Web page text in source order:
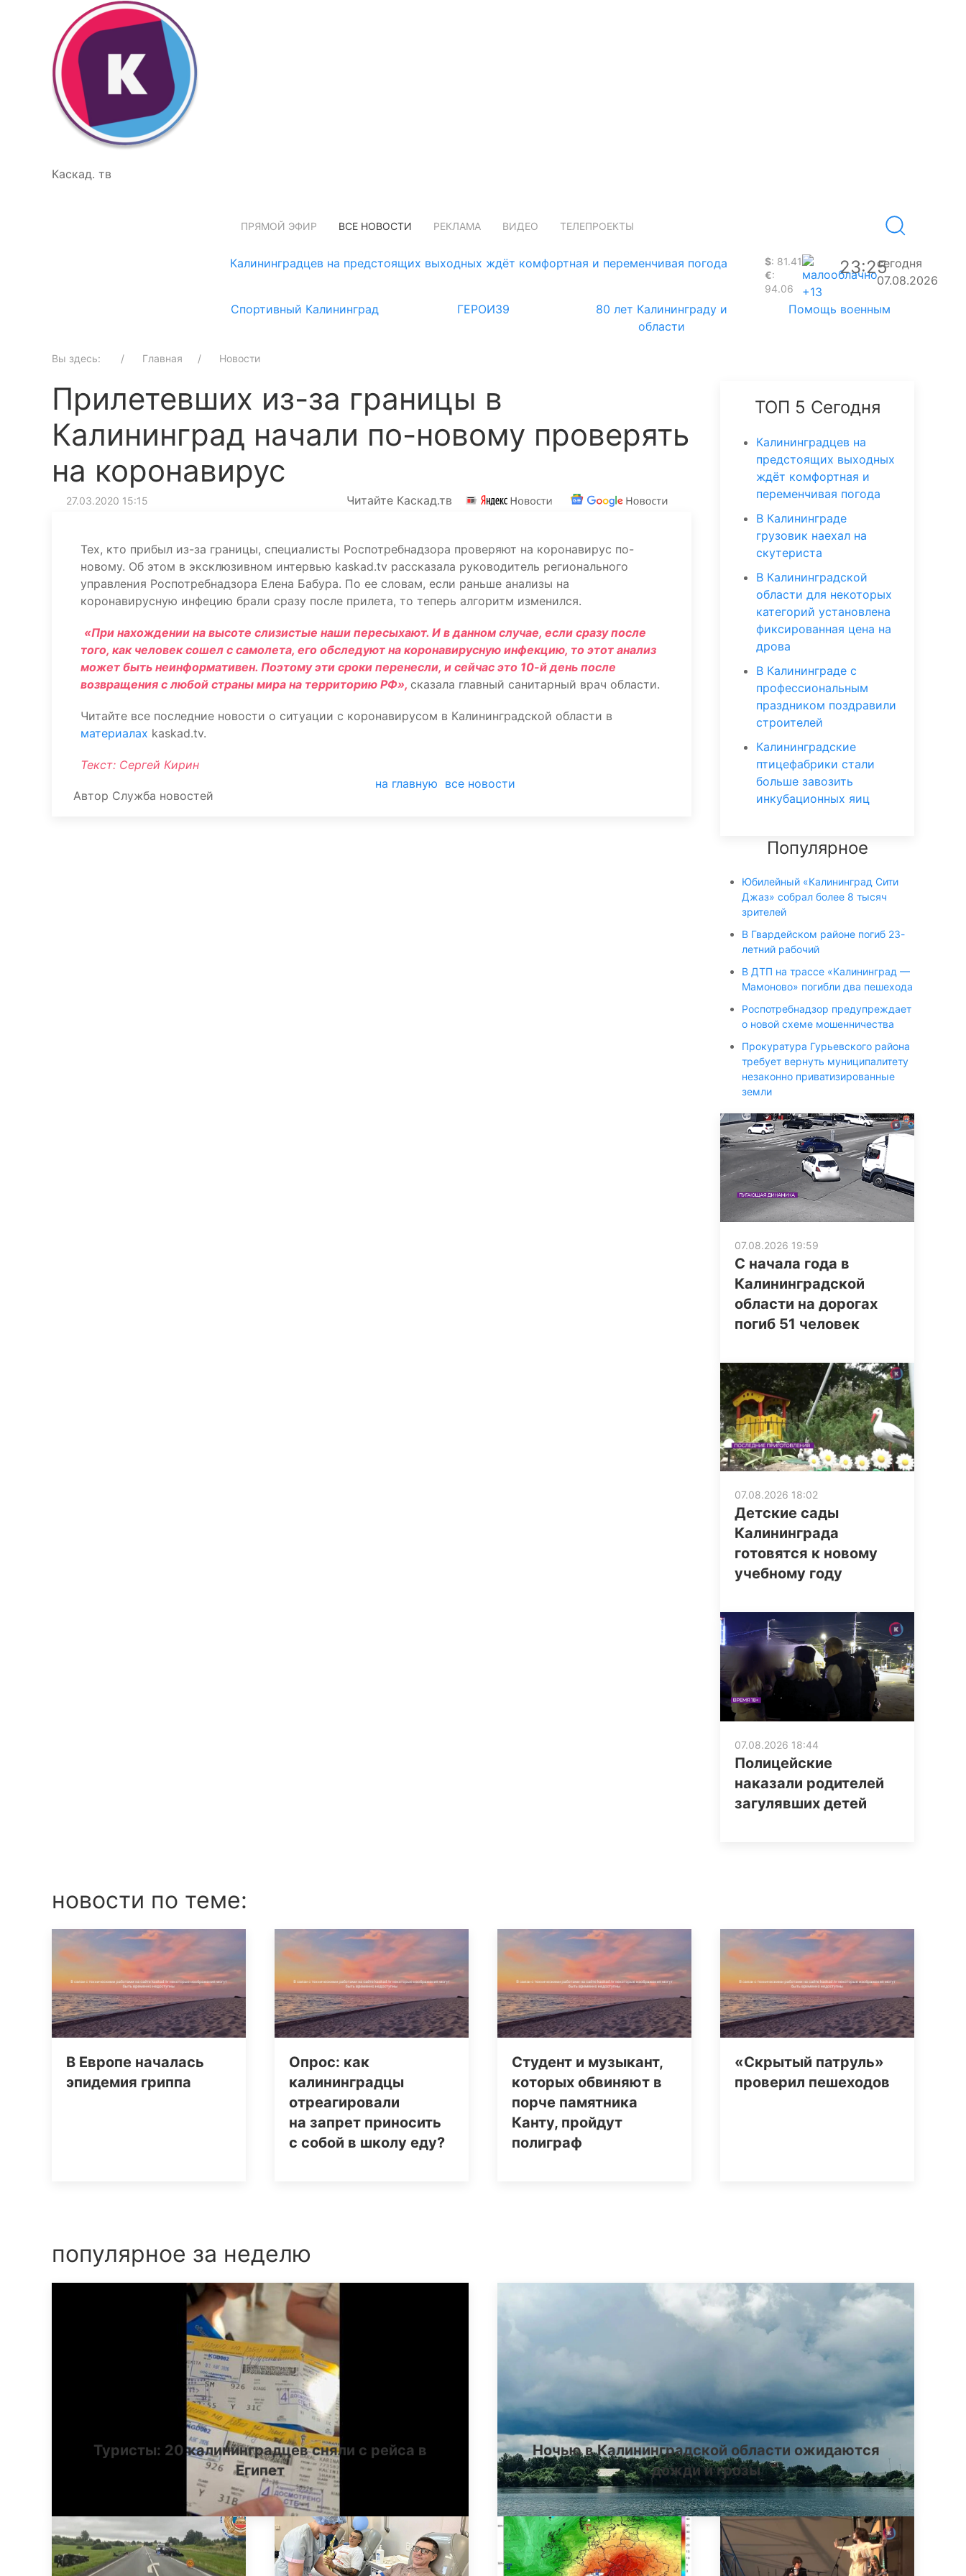
Каскад. тв
ПРЯМОЙ ЭФИР ВСЕ НОВОСТИ РЕКЛАМА ВИДЕО ТЕЛЕПРОЕКТЫ
Калининградцев на предстоящих выходных ждёт комфортная и переменчивая погода $: 81.41
€:
94.06
+13
23:25сегодня
07.08.2026
Спортивный Калининград
ГЕРОИ39
80 лет Калининграду и
области
Помощь военным
Вы здесь: Главная Новости
Прилетевших из-за границы в
Калининград начали по-новому проверять
на коронавирус
27.03.2020 15:15 Читайте Каскад.тв
Тех, кто прибыл из-за границы, специалисты Роспотребнадзора проверяют на коронавирус по-
новому. Об этом в эксклюзивном интервью kаskad.tv рассказала руководитель регионального
управления Роспотребнадзора Елена Бабура. По ее словам, если раньше анализы на
коронавирусную инфецию брали сразу после прилета, то теперь алгоритм изменился.
«При нахождении на высоте слизистые наши пересыхают. И в данном случае, если сразу после
того, как человек сошел с самолета, его обследуют на коронавирусную инфекцию, то этот анализ
может быть неинформативен. Поэтому эти сроки перенесли, и сейчас это 10-й день после
возвращения с любой страны мира на территорию РФ», сказала главный санитарный врач области.
Читайте все последние новости о ситуации с коронавирусом в Калининградской области в
материалах kaskad.tv.
Текст: Сергей Кирин
Автор Служба новостей
на главную все новости
ТОП 5 Сегодня
Калининградцев на
предстоящих выходных
ждёт комфортная и
переменчивая погода
В Калининграде
грузовик наехал на
скутериста
В Калининградской
области для некоторых
категорий установлена
фиксированная цена на
дрова
В Калининграде с
профессиональным
праздником поздравили
строителей
Калининградские
птицефабрики стали
больше завозить
инкубационных яиц
Популярное
Юбилейный «Калининград Сити
Джаз» собрал более 8 тысяч
зрителей
В Гвардейском районе погиб 23-
летний рабочий
В ДТП на трассе «Калининград —
Мамоново» погибли два пешехода
Роспотребнадзор предупреждает
о новой схеме мошенничества
Прокуратура Гурьевского района
требует вернуть муниципалитету
незаконно приватизированные
земли
07.08.2026 19:59
С начала года в
Калининградской
области на дорогах
погиб 51 человек
07.08.2026 18:02
Детские сады
Калининграда
готовятся к новому
учебному году
07.08.2026 18:44
Полицейские
наказали родителей
загулявших детей
новости по теме:
В Европе началась
эпидемия гриппа
Опрос: как
калининградцы
отреагировали
на запрет приносить
с собой в школу еду?
Студент и музыкант,
которых обвиняют в
порче памятника
Канту, пройдут
полиграф
«Скрытый патруль»
проверил пешеходов
популярное за неделю
Туристы: 20 калининградцев сняли с рейса в
Египет
Ночью в Калининградской области ожидаются
дожди и грозы